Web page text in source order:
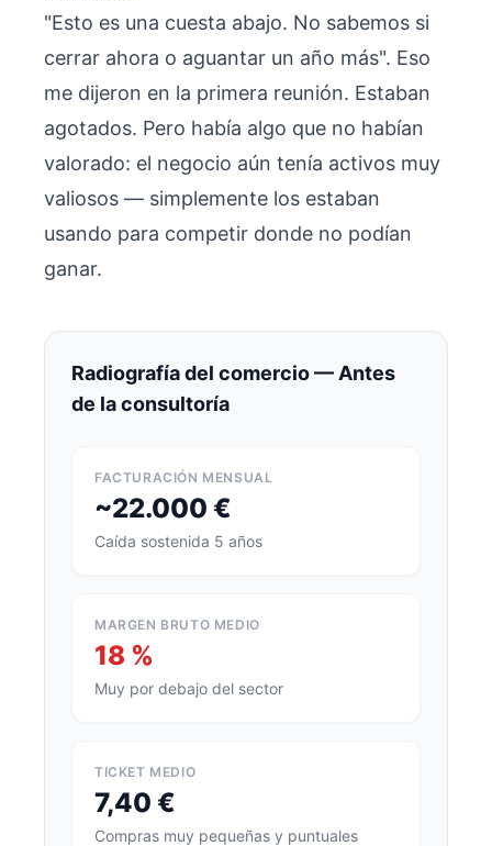
"Esto es una cuesta abajo. No sabemos si
cerrar ahora o aguantar un año más". Eso
me dijeron en la primera reunión. Estaban
agotados. Pero había algo que no habían
valorado: el negocio aún tenía activos muy
valiosos — simplemente los estaban
usando para competir donde no podían
ganar.
Radiografía del comercio — Antes
de la consultoría
FACTURACIÓN MENSUAL
~22.000 €
Caída sostenida 5 años
MARGEN BRUTO MEDIO
18 %
Muy por debajo del sector
TICKET MEDIO
7,40 €
Compras muy pequeñas y puntuales